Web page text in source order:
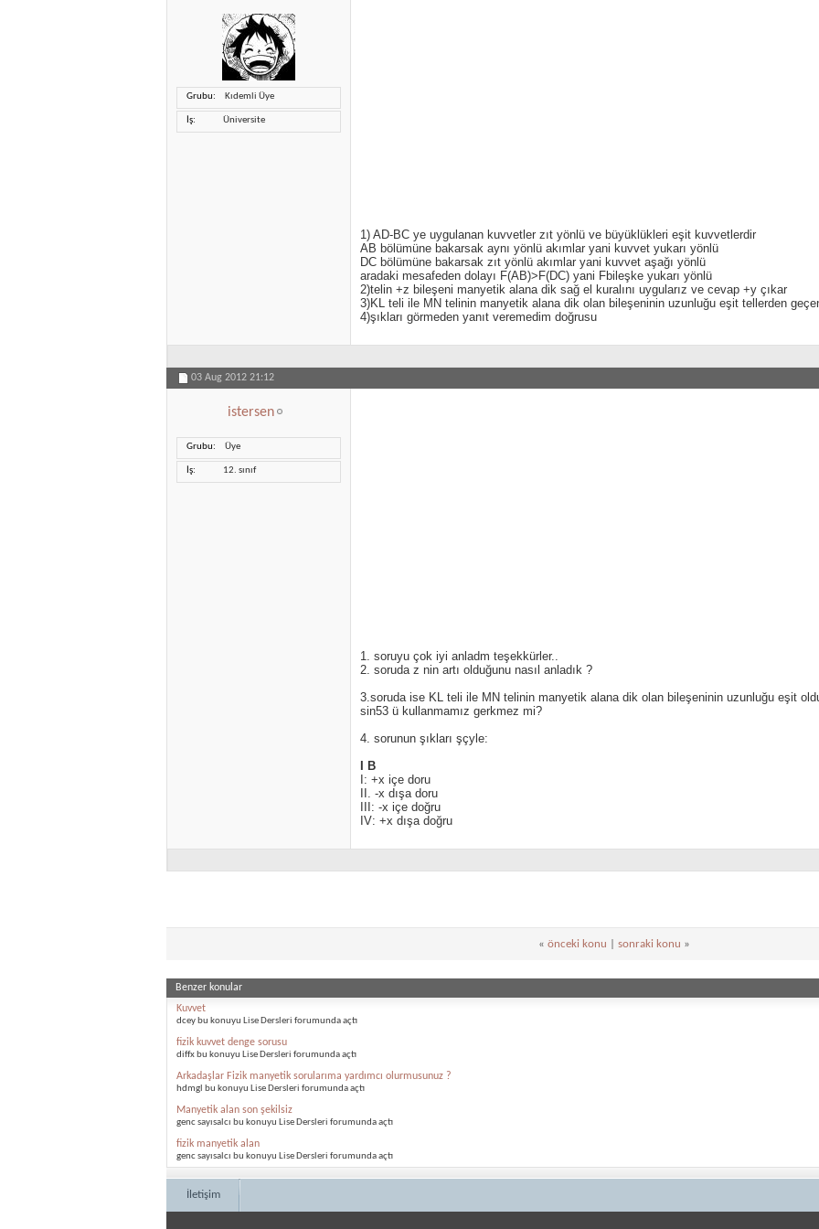
Grubu Kıdemli Üye
İş Üniversite
1) AD-BC ye uygulanan kuvvetler zıt yönlü ve büyüklükleri eşit kuvvetlerdir
AB bölümüne bakarsak aynı yönlü akımlar yani kuvvet yukarı yönlü
DC bölümüne bakarsak zıt yönlü akımlar yani kuvvet aşağı yönlü
aradaki mesafeden dolayı F(AB)>F(DC) yani Fbileşke yukarı yönlü
2)telin +z bileşeni manyetik alana dik sağ el kuralını uygularız ve cevap +y çıkar
3)KL teli ile MN telinin manyetik alana dik olan bileşeninin uzunluğu eşit tellerden
4)şıkları görmeden yanıt veremedim doğrusu
03 Aug 2012 21:12
istersen
Grubu Üye
İş 12. sınıf
1. soruyu çok iyi anladm teşekkürler..
2. soruda z nin artı olduğunu nasıl anladık ?
3.soruda ise KL teli ile MN telinin manyetik alana dik olan bileşeninin uzunluğu eşit
sin53 ü kullanmamız gerkmez mi?
4. sorunun şıkları şçyle:
B
I: +x içe doru
II. -x dışa doru
III: -x içe doğru
IV: +x dışa doğru
« önceki konu sonraki konu »
Benzer konular
Kuvvet
dcey bu konuyu Lise Dersleri forumunda açtı
fizik kuvvet denge sorusu
diffx bu konuyu Lise Dersleri forumunda açtı
Arkadaşlar Fizik manyetik sorularıma yardımcı olurmusunuz ?
hdmgl bu konuyu Lise Dersleri forumunda açtı
Manyetik alan son şekilsiz
genc sayısalcı bu konuyu Lise Dersleri forumunda açtı
fizik manyetik alan
genc sayısalcı bu konuyu Lise Dersleri forumunda açtı
İletişim